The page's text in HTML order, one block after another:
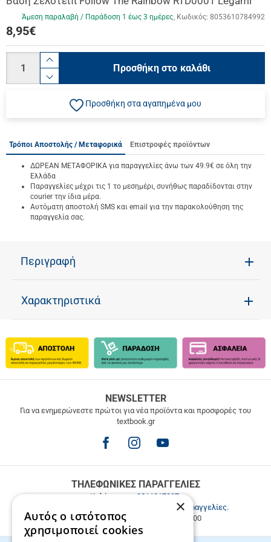
Άμεση παραλαβή / Παράδoση 1 έως 3 ημέρες Κωδικός: 8053610784992
8,95€
product.increase.quantity
product.decrease.quantity
Προσθήκη στο καλάθι
Προσθήκη στα αγαπημένα μου
Τρόποι Αποστολής / Μεταφορικά Επιστροφές προϊόντων
ΔΩΡΕΑΝ ΜΕΤΑΦΟΡΙΚΑ για παραγγελίες άνω των 49.9€ σε όλη την
Ελλάδα
Παραγγελίες μέχρι τις 1 το μεσημέρι, συνήθως παραδίδονται στην
courier την ίδια μέρα.
Αυτόματη αποστολή SMS και email για την παρακολούθηση της
παραγγελία σας.
Περιγραφή
Χαρακτηριστικά
ΜΕΤΑΦΟΡΙΚΑ
άνω
NEWSLETTER
Για να ενημερώνεστε πρώτοι για νέα προϊόντα και προσφορές του
textbook.gr
ΤΗΛΕΦΩΝΙΚΕΣ ΠΑΡΑΓΓΕΛΙΕΣ
Καλέστε μας2811217297.
Εξυπηρέτηση πελατών & τηλεφωνικές παραγγελίες.
Δευ. - Παρ. 9:00-17:00, Σάβ. 9:00-15:00
×
Αυτός ο ιστότοπος
χρησιμοποιεί cookies